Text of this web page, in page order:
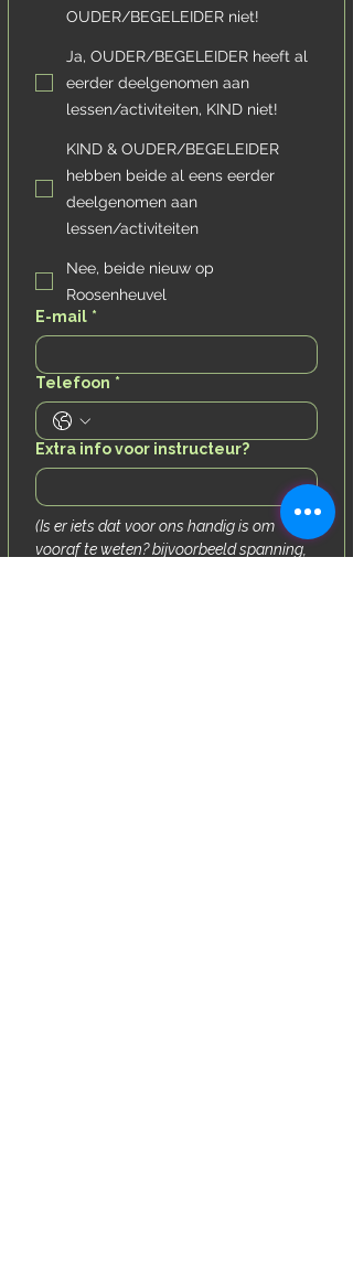
OUDER/BEGELEIDER niet!
Ja, OUDER/BEGELEIDER heeft al
eerder deelgenomen aan
lessen/activiteiten, KIND niet!
KIND & OUDER/BEGELEIDER
hebben beide al eens eerder
deelgenomen aan
lessen/activiteiten
Nee, beide nieuw op
Roosenheuvel
E-mail *
Telefoon *
Extra info voor instructeur?
(Is er iets dat voor ons handig is om
vooraf te weten? bijvoorbeeld spanning,